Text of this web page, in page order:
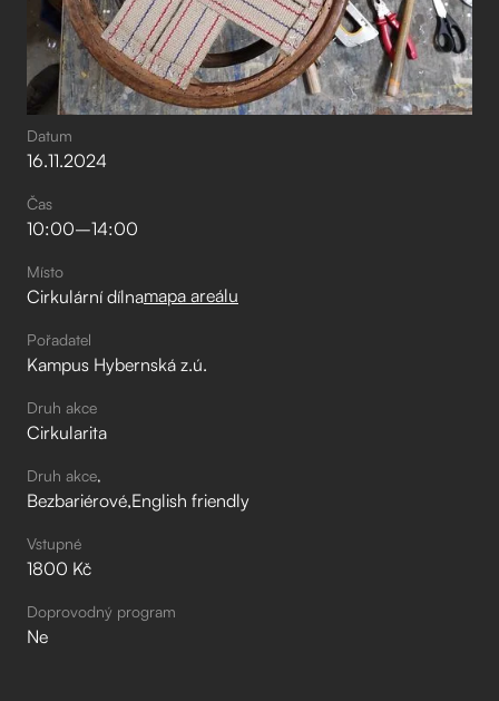
Datum
16.11.2024
Čas
10:00–⁠14:00
Místo
Cirkulární dílnamapa areálu
Pořadatel
Kampus Hybernská z.ú.
Druh akce
Cirkularita
Druh akce
Bezbariérové English friendly
Vstupné
1800 Kč
Doprovodný program
Ne